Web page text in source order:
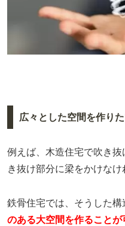
広々とした空間を作り
例えば、木造住宅で吹き
き抜け部分に梁をかけなけ
鉄骨住宅では、そうした構
のある大空間を作ることが